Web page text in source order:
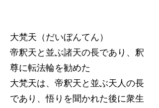
大梵天（だいぼんてん）
帝釈天と並ぶ諸天の長であり、釈
尊に転法輪を勧めた
大梵天は、帝釈天と並ぶ天人の長
であり、悟りを聞かれた後に衆生